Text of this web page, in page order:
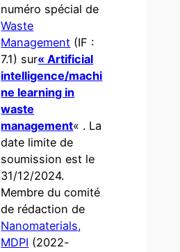
numéro spécial de
Waste
Management (IF :
7.1) sur« Artificial
intelligence/machi
ne learning in
waste
management« . La
date limite de
soumission est le
31/12/2024.
Membre du comité
de rédaction de
Nanomaterials,
MDPI (2022-